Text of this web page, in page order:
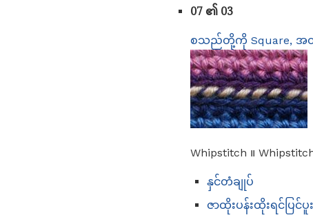
07 ၏ 03
စသည်တို့ကို Square, အထည်
Whipstitch ။
နှင်တံချုပ်
ဇာထိုးပန်းထိုးရင်ပြင်ပူ